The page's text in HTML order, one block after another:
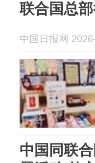
联合国总
中国日报网
中国同联